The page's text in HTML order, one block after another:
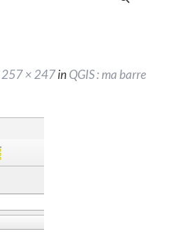
257 × 247inQGIS : ma barre